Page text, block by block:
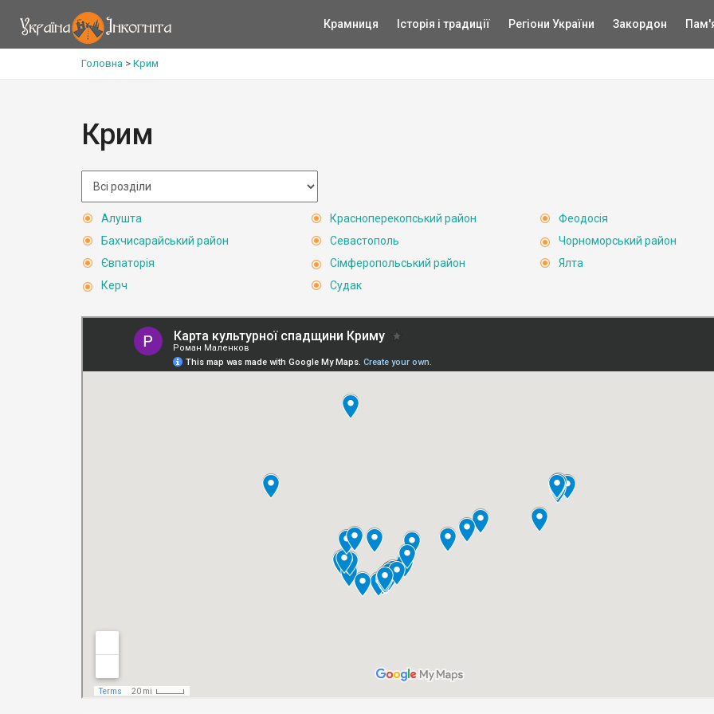
Крамниця Історія і традиції Регіони України Закордон
Головна > Крим
Крим
Алушта
Бахчисарайський район
Євпаторія
Керч
Красноперекопський район
Севастополь
Сімферопольський район
Судак
Феодосія
Чорноморський район
Ялта